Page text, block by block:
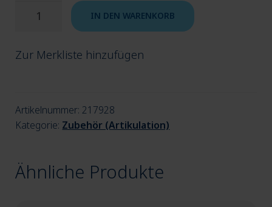
Löffelgriff
Gesichtsbogen
Menge
IN DEN WARENKORB
Zur Merkliste hinzufügen
Artikelnummer:217928
Kategorie: Zubehör (Artikulation)
Ähnliche Produkte